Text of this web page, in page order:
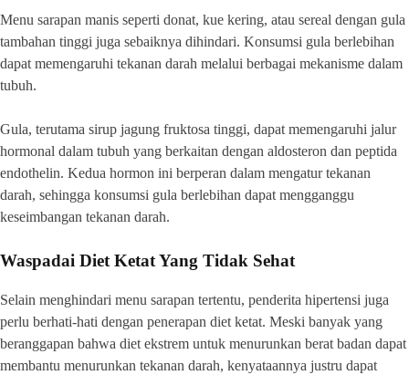
Menu sarapan manis seperti donat, kue kering, atau sereal dengan gula
tambahan tinggi juga sebaiknya dihindari. Konsumsi gula berlebihan
dapat memengaruhi tekanan darah melalui berbagai mekanisme dalam
tubuh.
Gula, terutama sirup jagung fruktosa tinggi, dapat memengaruhi jalur
hormonal dalam tubuh yang berkaitan dengan aldosteron dan peptida
endothelin. Kedua hormon ini berperan dalam mengatur tekanan
darah, sehingga konsumsi gula berlebihan dapat mengganggu
keseimbangan tekanan darah.
Waspadai Diet Ketat Yang Tidak Sehat
Selain menghindari menu sarapan tertentu, penderita hipertensi juga
perlu berhati-hati dengan penerapan diet ketat. Meski banyak yang
beranggapan bahwa diet ekstrem untuk menurunkan berat badan dapat
membantu menurunkan tekanan darah, kenyataannya justru dapat